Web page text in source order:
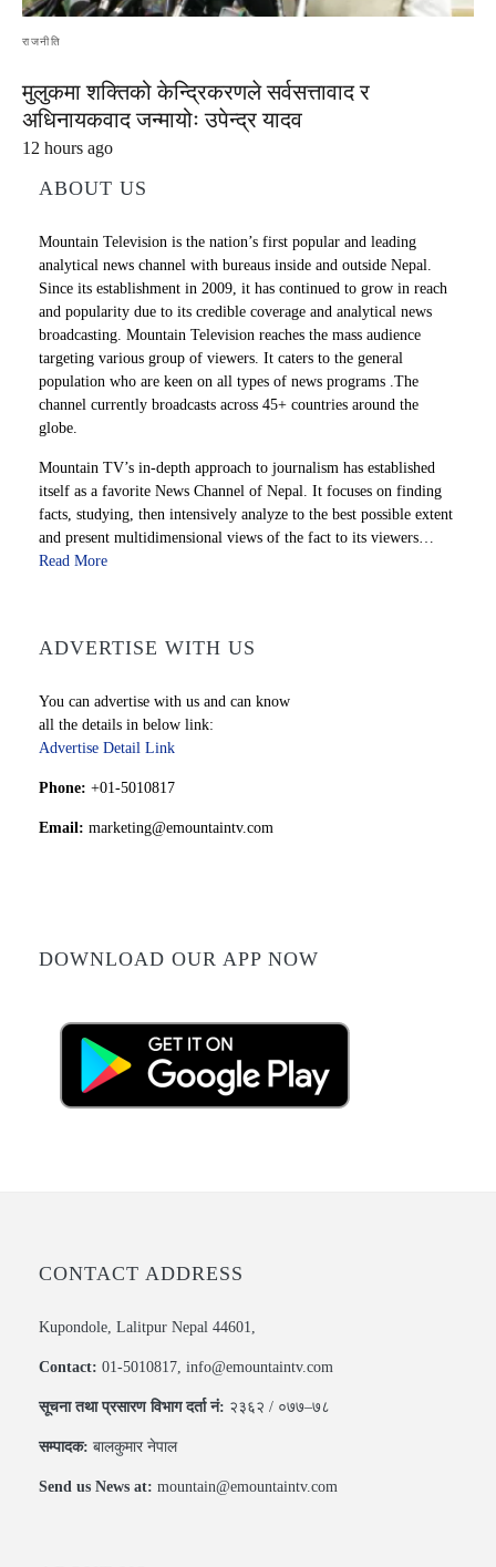
राजनीति
मुलुकमा शक्तिको केन्द्रिकरणले सर्वसत्तावाद र
अधिनायकवाद जन्मायोः उपेन्द्र यादव
12 hours ago
ABOUT US
Mountain Television is the nation’s first popular and leading
analytical news channel with bureaus inside and outside Nepal.
Since its establishment in 2009, it has continued to grow in reach
and popularity due to its credible coverage and analytical news
broadcasting. Mountain Television reaches the mass audience
targeting various group of viewers. It caters to the general
population who are keen on all types of news programs .The
channel currently broadcasts across 45+ countries around the
globe.
Mountain TV’s in-depth approach to journalism has established
itself as a favorite News Channel of Nepal. It focuses on finding
facts, studying, then intensively analyze to the best possible extent
and present multidimensional views of the fact to its viewers…
Read More
ADVERTISE WITH US
You can advertise with us and can know
all the details in below link:
Advertise Detail Link
Phone: +01-5010817
Email: marketing@emountaintv.com
DOWNLOAD OUR APP NOW
CONTACT ADDRESS
Kupondole, Lalitpur Nepal 44601,
Contact: 01-5010817, info@emountaintv.com
सूचना तथा प्रसारण विभाग दर्ता नं: २३६२ / ०७७–७८
सम्पादक: बालकुमार नेपाल
Send us News at: mountain@emountaintv.com